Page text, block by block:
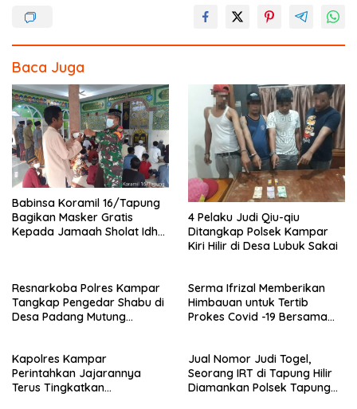
Baca Juga
Babinsa Koramil 16/Tapung
Bagikan Masker Gratis
Kepada Jamaah Sholat Idhul
4 Pelaku Judi Qiu-qiu
Ditangkap Polsek Kampar
Kiri Hilir di Desa Lubuk Sakai
Resnarkoba Polres Kampar
Tangkap Pengedar Shabu di
Desa Padang Mutung
Serma Ifrizal Memberikan
Himbauan untuk Tertib
Prokes Covid -19 Bersama
Kapolres Kampar
Perintahkan Jajarannya
Terus Tingkatkan
Jual Nomor Judi Togel,
Seorang IRT di Tapung Hilir
Diamankan Polsek Tapung